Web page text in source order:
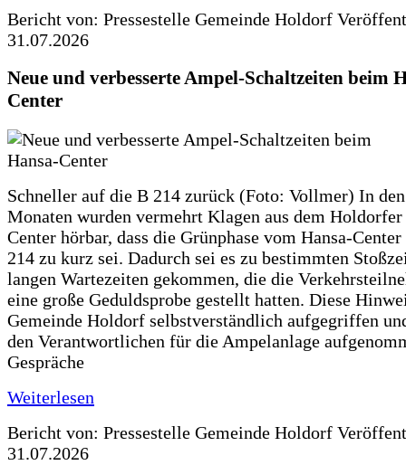
Bericht von: Pressestelle Gemeinde Holdorf
31.07.2026
Neue und verbesserte Ampel-Schaltzeiten beim
Center
Schneller auf die B 214 zurück (Foto: Vollmer) In
Monaten wurden vermehrt Klagen aus dem Holdorfer
Center hörbar, dass die Grünphase vom Hansa-
214 zu kurz sei. Dadurch sei es zu bestimmten
langen Wartezeiten gekommen, die die
eine große Geduldsprobe gestellt hatten. Diese
Gemeinde Holdorf selbstverständlich aufgegriffen
den Verantwortlichen für die Ampelanlage
Gespräche
Weiterlesen
Bericht von: Pressestelle Gemeinde Holdorf
31.07.2026